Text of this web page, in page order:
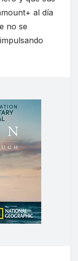
al día
no se